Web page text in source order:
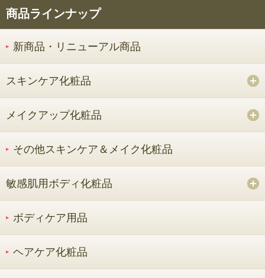
商品ラインナップ
新商品・リニューアル商品
スキンケア化粧品
メイクアップ化粧品
その他スキンケア＆メイク化粧品
敏感肌用ボディ化粧品
ボディケア用品
ヘアケア化粧品